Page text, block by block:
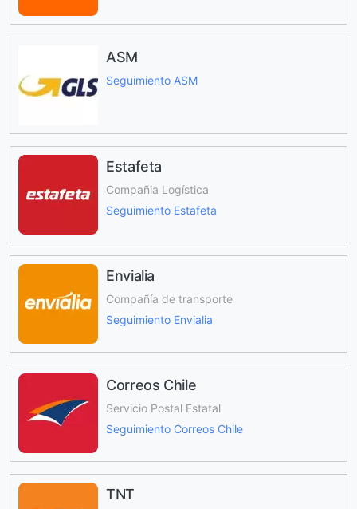
ASM
Seguimiento ASM
Estafeta
Compañia Logística
Seguimiento Estafeta
Envialia
Compañía de transporte
Seguimiento Envialia
Correos Chile
Servicio Postal Estatal
Seguimiento Correos Chile
TNT